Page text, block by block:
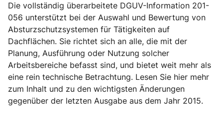
Die vollständig überarbeitete DGUV-Information 201-
056 unterstützt bei der Auswahl und Bewertung von
Absturzschutzsystemen für Tätigkeiten auf
Dachflächen. Sie richtet sich an alle, die mit der
Planung, Ausführung oder Nutzung solcher
Arbeitsbereiche befasst sind, und bietet weit mehr als
eine rein technische Betrachtung. Lesen Sie hier mehr
zum Inhalt und zu den wichtigsten Änderungen
gegenüber der letzten Ausgabe aus dem Jahr 2015.